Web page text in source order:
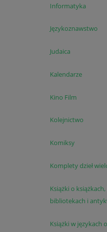
Informatyka
Językoznawstwo
Judaica
Kalendarze
Kino Film
Kolejnictwo
Komiksy
Komplety dzieł
Książki o
bibliotekach i
Książki w językach